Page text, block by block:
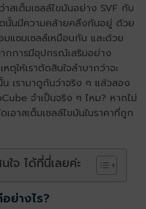
าสเต็มเซลล์ไขมันอย่าง SVF กับ
ดนั้นมีความคล้ายคลึงกันอยู่ ด้วย
แซมเซลล์เหมือนกัน และด้วย
กการมีอุปกรณ์เสริมอย่าง
หตุให้เราตัดสินใจลำบากว่าจะ
เรามาดูกันว่าจริง ๆ แล้วสอง
จำเป็นจริง ๆ ไหม? หากไม่
อาสเต็มเซลล์ไขมันในราคาที่ถูก
ใจ ได้ที่นี่เลยค่ะ
ย่างไร?